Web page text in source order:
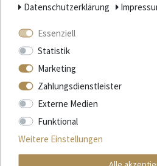
ARFÈVRE GÉRALD
SCHLEIFSTEINE AUS DEN
PYRENÄEN
Daten­schutz­erklärung
Essenziell
Statistik
Marketing
Zahlungsdienstleister
Externe Medien
Funktional
Weitere Einstellungen